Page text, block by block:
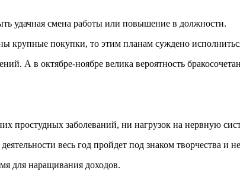
удачная смена работы или повышение в должности.
крупные покупки, то этим планам суждено
А в октябре-ноябре велика вероятность
простудных заболеваний, ни нагрузок на нервную
весь год пройдет под знаком творчества и
для наращивания доходов.